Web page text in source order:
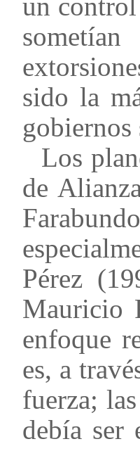
sido la
gobiernos
Los
de
Pérez
Mauricio
enfoque
es, a
fuerza;
debía ser